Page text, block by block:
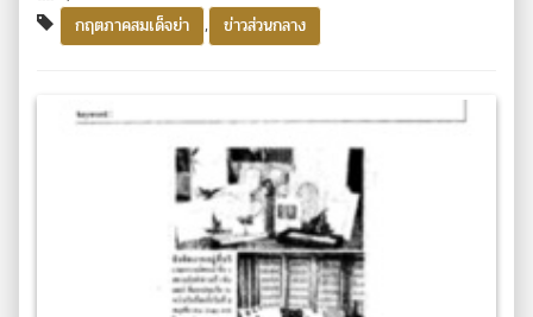
กฤตภาคสมเด็จย่า
, ข่าวส่วนกลาง